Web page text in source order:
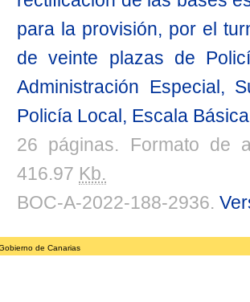
para la provisión, por el
de veinte plazas de
Administración Especial,
Policía Local, Escala
26 páginas. Formato de
416.97 Kb.
BOC-A-2022-188-2936.
de Canarias